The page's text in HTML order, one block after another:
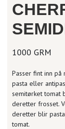
1000 GRM
Passer fint inn på
pasta eller
semitørket tomat
deretter frosset.
deretter blir
tomat.